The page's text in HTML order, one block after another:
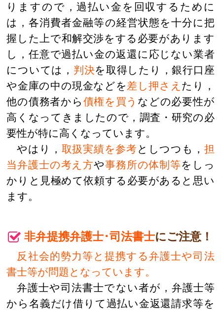
りますので，過払い金を回収するために
は，各消費者金融等の経営状態を十分に把
握した上で和解交渉をする必要があります
し，任意で過払い金の返還に応じない業者
については， 判決を取得したり，銀行口座
や金庫の中の現金などを差し押さえ たり，
他の債務者から 債権を買う などの必要性が
高くなってきましたので，調査・研究の必
要性が特に高くなっています。
やはり， 取扱実績を参考としつつも， 担
当弁護士の考え方や事務所の体制等をしっ
かりと見極めて依頼する必要があると思い
ます。
非弁提携弁護士･司法書士にご注意！
反社会的勢力等と提携する弁護士や司法
書士等が問題となっています。
弁護士や司法書士でない者が，弁護士等
から名義だけ借りて過払い金返還請求等を